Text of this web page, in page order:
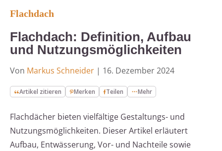
Flachdach
Flachdach: Definition, Aufbau
und Nutzungsmöglichkeiten
Von Markus Schneider | 16. Dezember 2024
Artikel zitieren Merken Teilen Mehr
Flachdächer bieten vielfältige Gestaltungs- und
Nutzungsmöglichkeiten. Dieser Artikel erläutert
Aufbau, Entwässerung, Vor- und Nachteile sowie